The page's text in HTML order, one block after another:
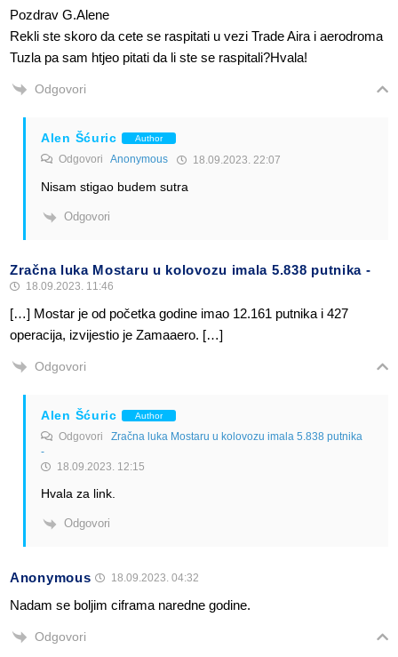
Pozdrav G.Alene
Rekli ste skoro da cete se raspitati u vezi Trade Aira i aerodroma
Tuzla pa sam htjeo pitati da li ste se raspitali?Hvala!
Odgovori
Alen Šćuric Author
Odgovori Anonymous 18.09.2023. 22:07
Nisam stigao budem sutra
Odgovori
Zračna luka Mostaru u kolovozu imala 5.838 putnika -
18.09.2023. 11:46
[…] Mostar je od početka godine imao 12.161 putnika i 427
operacija, izvijestio je Zamaaero. […]
Odgovori
Alen Šćuric Author
Odgovori Zračna luka Mostaru u kolovozu imala 5.838 putnika
-
18.09.2023. 12:15
Hvala za link.
Odgovori
Anonymous 18.09.2023. 04:32
Nadam se boljim ciframa naredne godine.
Odgovori